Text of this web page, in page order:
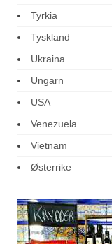
Tyrkia
Tyskland
Ukraina
Ungarn
USA
Venezuela
Vietnam
Østerrike